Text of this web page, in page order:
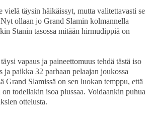
täysin häikäissyt, mutta valitettavasti se
ollaan jo Grand Slamin kolmannella
Stanin tasossa mitään hirmudippiä on
vapaus ja paineettomuus tehdä tästä iso
paikka 32 parhaan pelaajan joukossa
Grand Slamissä on sen luokan temppu, että
todellakin isoa plussaa. Voidaankin puhua
ottelusta.